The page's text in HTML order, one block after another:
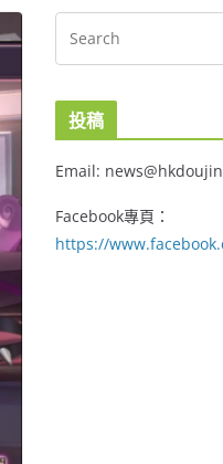
投稿
Email:
Facebook專頁：
https://